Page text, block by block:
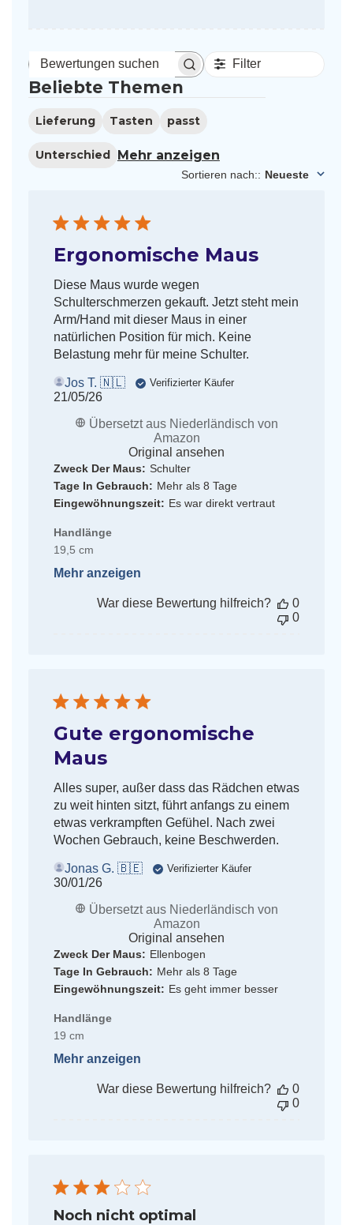
Bewertungen
suchen
Filter
Beliebte Themen
Lieferung Tasten passt
Unterschied Mehr anzeigen
Sortieren nach:: Neueste
Ergonomische Maus
Diese Maus wurde wegen
Schulterschmerzen gekauft. Jetzt steht mein
Arm/Hand mit dieser Maus in einer
natürlichen Position für mich. Keine
Belastung mehr für meine Schulter.
Jos T. 🇳🇱 Verifizierter Käufer
Veröffentlichungsdatum
21/05/26
Übersetzt aus Niederländisch von
Amazon
Original ansehen
Zweck Der Maus: Schulter
Tage In Gebrauch: Mehr als 8 Tage
Eingewöhnungszeit: Es war direkt vertraut
Handlänge
19,5 cm
Mehr anzeigen
War diese Bewertung hilfreich?
0
0
Gute ergonomische
Maus
Alles super, außer dass das Rädchen etwas
zu weit hinten sitzt, führt anfangs zu einem
etwas verkrampften Gefühel. Nach zwei
Wochen Gebrauch, keine Beschwerden.
Jonas G. 🇧🇪 Verifizierter Käufer
Veröffentlichungsdatum
30/01/26
Übersetzt aus Niederländisch von
Amazon
Original ansehen
Zweck Der Maus: Ellenbogen
Tage In Gebrauch: Mehr als 8 Tage
Eingewöhnungszeit: Es geht immer besser
Handlänge
19 cm
Mehr anzeigen
War diese Bewertung hilfreich?
0
0
Noch nicht optimal